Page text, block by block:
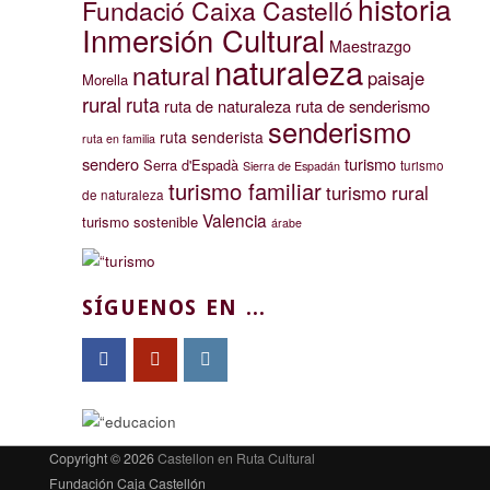
Fundació Caixa Castellóhistoria
Inmersión Cultural Maestrazgo
Morella natural naturaleza paisaje
rural ruta ruta de naturaleza ruta de senderismo
ruta en familia ruta senderista senderismo
sendero Serra d'Espadà Sierra de Espadán turismo turismo
de naturaleza turismo familiarturismo rural
turismo sostenible Valencia árabe
SÍGUENOS EN ...
Copyright © 2026Castellon en Ruta Cultural
Fundación Caja Castellón